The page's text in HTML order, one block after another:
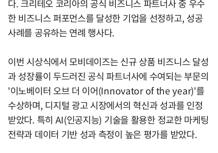
다. 크리테오 코리아의 공식 비즈니스 파트너사 중 우수
한 비즈니스 퍼포먼스를 달성한 기업을 선정하고, 성공
사례를 공유하는 연례 행사다.
이번 시상식에서 모비데이즈는 신규 상품 비즈니스 달성
과 성장률이 두드러진 공식 파트너사에 수여되는 부문의
'이노베이터 오브 더 이어(Innovator of the year)'를
수상하며, 디지털 광고 시장에서의 혁신과 성과를 인정
받았다. 특히 AI(인공지능) 기술을 활용한 정교한 마케팅
전략과 데이터 기반 성과 측정이 높은 평가를 받았다.